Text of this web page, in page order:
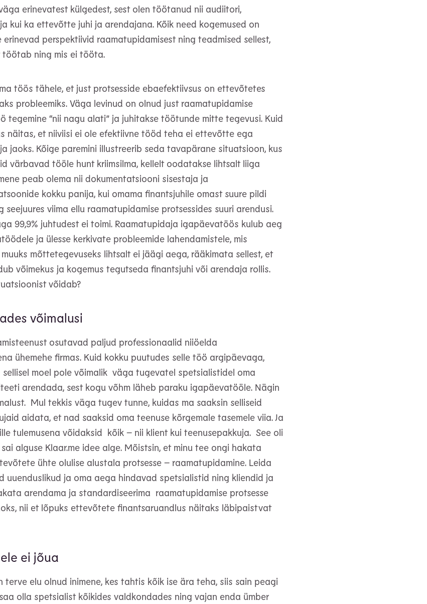
erinevatest külgedest, sest olen töötanud nii audiitori,
kui ka ettevõtte juhi ja arendajana. Kõik need kogemused on
erinevad perspektiivid raamatupidamisest ning teadmised sellest,
töötab ning mis ei tööta.
töös tähele, et just protsesside ebaefektiivsus on ettevõtetes
probleemiks. Väga levinud on olnud just raamatupidamise
tegemine “nii nagu alati” ja juhitakse töötunde mitte tegevusi. Kuid
näitas, et niiviisi ei ole efektiivne tööd teha ei ettevõtte ega
jaoks. Kõige paremini illustreerib seda tavapärane situatsioon, kus
värbavad tööle hunt kriimsilma, kellelt oodatakse lihtsalt liiga
peab olema nii dokumentatsiooni sisestaja ja
kokku panija, kui omama finantsjuhile omast suure pildi
seejuures viima ellu raamatupidamise protsessides suuri arendusi.
99,9% juhtudest ei toimi. Raamatupidaja igapäevatöös kulub aeg
ja ülesse kerkivate probleemide lahendamistele, mis
mõttetegevuseks lihtsalt ei jäägi aega, rääkimata sellest, et
võimekus ja kogemus tegutseda finantsjuhi või arendaja rollis.
võidab?
võimalusi
osutavad paljud professionaalid niiöelda
ühemehe firmas. Kuid kokku puutudes selle töö argipäevaga,
sellisel moel pole võimalik väga tugevatel spetsialistidel oma
arendada, sest kogu võhm läheb paraku igapäevatööle. Nägin
Mul tekkis väga tugev tunne, kuidas ma saaksin selliseid
aidata, et nad saaksid oma teenuse kõrgemale tasemele viia. Ja
tulemusena võidaksid kõik – nii klient kui teenusepakkuja. See oli
alguse Klaar.me idee alge. Mõistsin, et minu tee ongi hakata
ühte olulise alustala protsesse – raamatupidamine. Leida
uuenduslikud ja oma aega hindavad spetsialistid ning kliendid ja
arendama ja standardiseerima raamatupidamise protsesse
nii et lõpuks ettevõtete finantsaruandlus näitaks läbipaistvat
ei jõua
terve elu olnud inimene, kes tahtis kõik ise ära teha, siis sain peagi
olla spetsialist kõikides valdkondades ning vajan enda ümber